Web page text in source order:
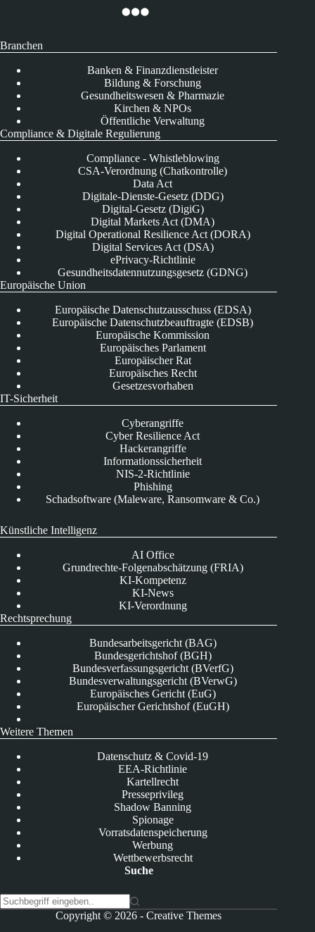
Branchen
Banken & Finanzdienstleister
Bildung & Forschung
Gesundheitswesen & Pharmazie
Kirchen & NPOs
Öffentliche Verwaltung
Compliance & Digitale Regulierung
Compliance - Whistleblowing
CSA-Verordnung (Chatkontrolle)
Data Act
Digitale-Dienste-Gesetz (DDG)
Digital-Gesetz (DigiG)
Digital Markets Act (DMA)
Digital Operational Resilience Act (DORA)
Digital Services Act (DSA)
ePrivacy-Richtlinie
Gesundheitsdatennutzungsgesetz (GDNG)
Europäische Union
Europäische Datenschutzausschuss (EDSA)
Europäische Datenschutzbeauftragte (EDSB)
Europäische Kommission
Europäisches Parlament
Europäischer Rat
Europäisches Recht
Gesetzesvorhaben
IT-Sicherheit
Cyberangriffe
Cyber Resilience Act
Hackerangriffe
Informationssicherheit
NIS-2-Richtlinie
Phishing
Schadsoftware (Maleware, Ransomware & Co.)
Künstliche Intelligenz
AI Office
Grundrechte-Folgenabschätzung (FRIA)
KI-Kompetenz
KI-News
KI-Verordnung
Rechtsprechung
Bundesarbeitsgericht (BAG)
Bundesgerichtshof (BGH)
Bundesverfassungsgericht (BVerfG)
Bundesverwaltungsgericht (BVerwG)
Europäisches Gericht (EuG)
Europäischer Gerichtshof (EuGH)
Weitere Themen
Datenschutz & Covid-19
EEA-Richtlinie
Kartellrecht
Presseprivileg
Shadow Banning
Spionage
Vorratsdatenspeicherung
Werbung
Wettbewerbsrecht
Suche
Copyright © 2026 -Creative Themes